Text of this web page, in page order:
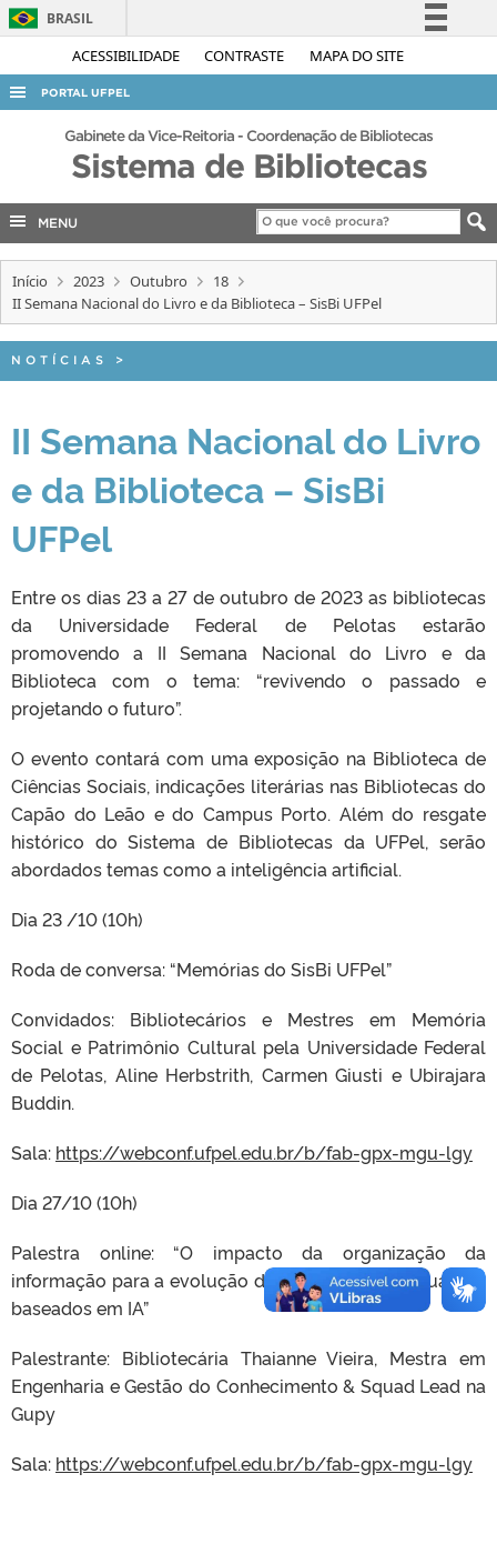
ACESSIBILIDADE CONTRASTE MAPA DO SITE
BRASIL
Simplifique!
Acesso à informação
Canais
PORTAL UFPEL
ACESSO À INFORMAÇÃO
AUDITORIA
COBALTO
CONCURSOS
EDITAIS
OUVIDORIA
TELEFONES
Gabinete da Vice-Reitoria - Coordenação de Bibliotecas
Sistema de Bibliotecas
MENU
Início 2023 Outubro
18
II Semana Nacional do Livro e da Biblioteca – SisBi UFPel
NOTÍCIAS >
II Semana Nacional do Livro
e da Biblioteca – SisBi
UFPel
Entre os dias 23 a 27 de outubro de 2023 as bibliotecas
da Universidade Federal de Pelotas estarão
promovendo a II Semana Nacional do Livro e da
Biblioteca com o tema: “revivendo o passado e
projetando o futuro”.
O evento contará com uma exposição na Biblioteca de
Ciências Sociais, indicações literárias nas Bibliotecas do
Capão do Leão e do Campus Porto. Além do resgate
histórico do Sistema de Bibliotecas da UFPel, serão
abordados temas como a inteligência artificial.
Dia 23 /10 (10h)
Roda de conversa: “Memórias do SisBi UFPel”
Convidados: Bibliotecários e Mestres em Memória
Social e Patrimônio Cultural pela Universidade Federal
de Pelotas, Aline Herbstrith, Carmen Giusti e Ubirajara
Buddin.
Sala: https://webconf.ufpel.edu.br/b/fab-gpx-mgu-lgy
Dia 27/10 (10h)
Palestra online: “O impacto da organização da
informação para a evolução dos modelos de linguagem
baseados em IA”
Palestrante: Bibliotecária Thaianne Vieira, Mestra em
Engenharia e Gestão do Conhecimento & Squad Lead na
Gupy
Sala: https://webconf.ufpel.edu.br/b/fab-gpx-mgu-lgy